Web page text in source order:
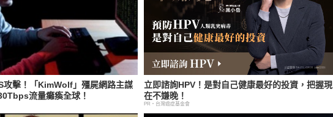
攻擊！「KimWolf」殭屍網路主謀
流量癱瘓全球！
立即諮詢HPV！是對自己健康最好的投資，把握現
在不嫌晚！
PR・台灣癌症基金會